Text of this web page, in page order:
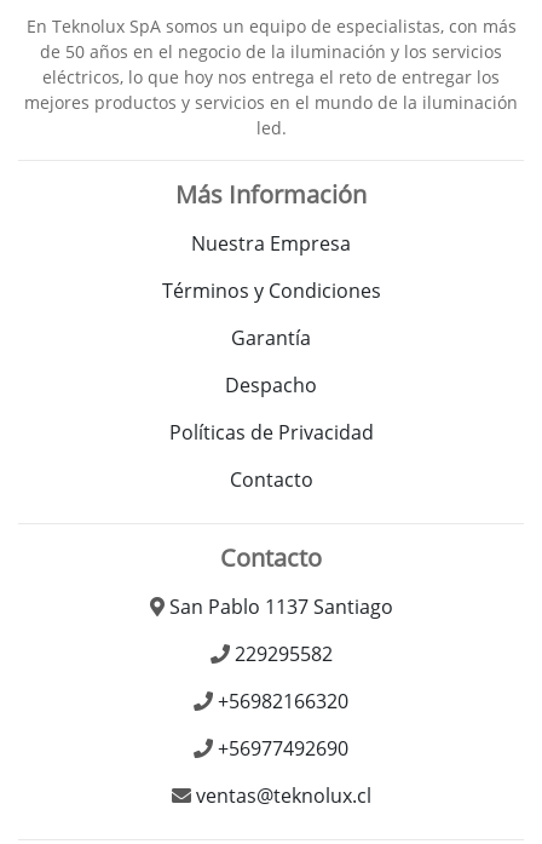
En Teknolux SpA somos un equipo de especialistas, con más
de 50 años en el negocio de la iluminación y los servicios
eléctricos, lo que hoy nos entrega el reto de entregar los
mejores productos y servicios en el mundo de la iluminación
led.
Más Información
Nuestra Empresa
Términos y Condiciones
Garantía
Despacho
Políticas de Privacidad
Contacto
Contacto
San Pablo 1137 Santiago
229295582
+56982166320
+56977492690
ventas@teknolux.cl